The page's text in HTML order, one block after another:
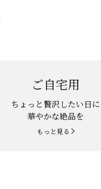
ご自宅用
ちょっと贅沢したい日に
華やかな絶品を
もっと見る